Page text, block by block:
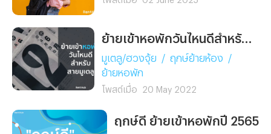
ย้ายเข้าหอพักวันไหนดีสำหรับสายมูเตลู
มูเตลู/ฮวงจุ้ย / ฤกษ์ย้ายห้อง
/
ย้ายหอพัก
โพสต์เมื่อ 20 May 2022
ฤกษ์ดี ย้ายเข้าหอพักปี 2565